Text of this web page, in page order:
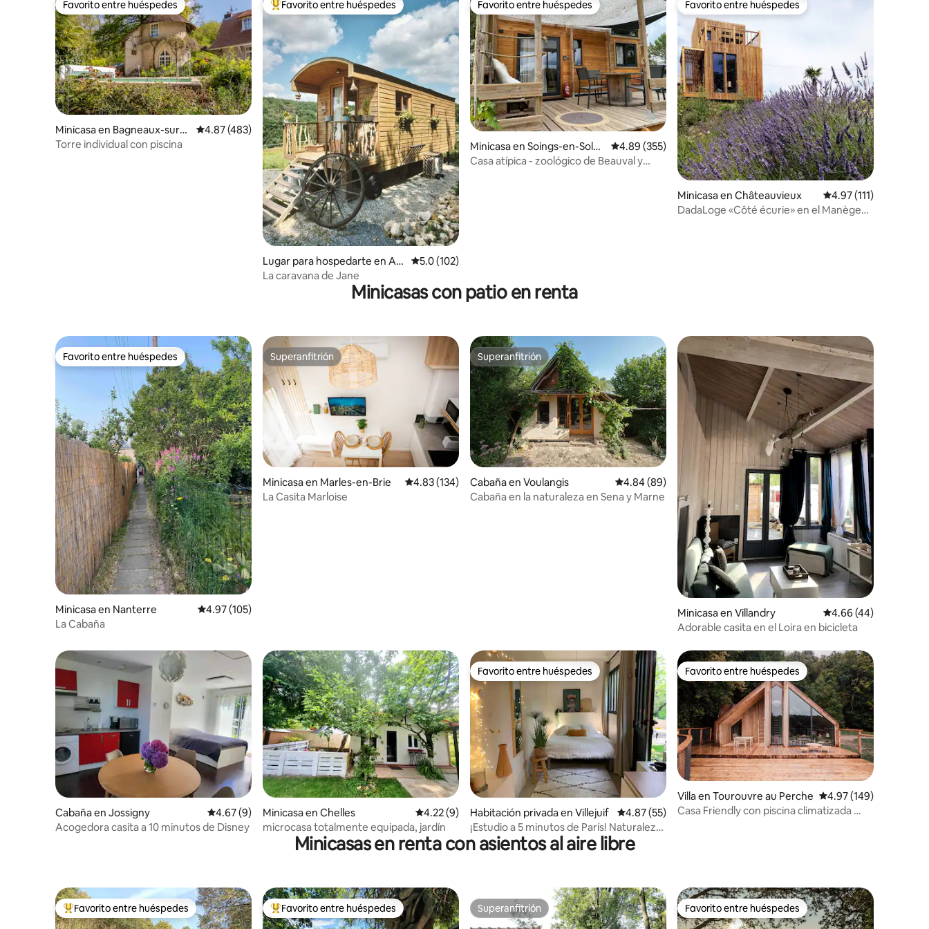
Favorito entre huéspedes
Favorito entre huéspedes
Minicasa en Bagneaux-sur-L
oing
Calificación promedio: 4.87 de 5; 483 evaluaciones
4.87 (483)
Torre individual con piscina
De los mejores en Favorito entre huéspedes
Favorito entre huéspedes
Lugar para hospedarte en Arc
isses
Calificación promedio: 5.0 de 5; 102 evaluaciones
5.0 (102)
La caravana de Jane
Favorito entre huéspedes
Favorito entre huéspedes
Minicasa en Soings-en-Solog
ne
Calificación promedio: 4.89 de 5; 355 evaluaciones
4.89 (355)
Casa atípica - zoológico de Beauval y
Favorito entre huéspedes
Favorito entre huéspedes
Minicasa en Châteauvieux Calificación promedio:
4.97 (111)
DadaLoge «Côté écurie» en el Manège
Minicasas con patio en renta
Favorito entre huéspedes
Favorito entre huéspedes
Minicasa en Nanterre Calificación promedio: 4.97 de 5; 105 evaluaciones
4.97 (105)
La Cabaña
Superanfitrión
Superanfitrión
Minicasa en Marles-en-Brie Calificación promedio: 4.83 de 5; 134 evaluaciones
4.83 (134)
La Casita Marloise
Superanfitrión
Superanfitrión
Cabaña en Voulangis Calificación promedio: 4.84 de 5; 89 evaluaciones
4.84 (89)
Cabaña en la naturaleza en Sena y Marne
Minicasa en Villandry Calificación
4.66 (44)
Adorable casita en el Loira en bicicleta
Cabaña en Jossigny Calificación promedio: 4.67 de 5; 9 evaluaciones
4.67 (9)
Acogedora casita a 10 minutos de Disney
Minicasa en Chelles Calificación promedio: 4.22 de 5; 9 evaluaciones
4.22 (9)
microcasa totalmente equipada, jardín
Favorito entre huéspedes
Favorito entre huéspedes
Habitación privada en Villejuif Calificación promedio: 4.87 de 5; 55 evaluaciones
4.87 (55)
¡Estudio a 5 minutos de París! Naturaleza
a su disposición
Favorito entre huéspedes
Favorito entre huéspedes
Villa en Tourouvre au Perche Calificación promedio:
4.97 (149)
Casa Friendly con piscina climatizada …
Minicasas en renta con asientos al aire libre
De los mejores en Favorito entre huéspedes
Favorito entre huéspedes De los mejores en Favorito entre huéspedes
Favorito entre huéspedes Superanfitrión
Superanfitrión Favorito entre huéspedes
Favorito entre huéspedes